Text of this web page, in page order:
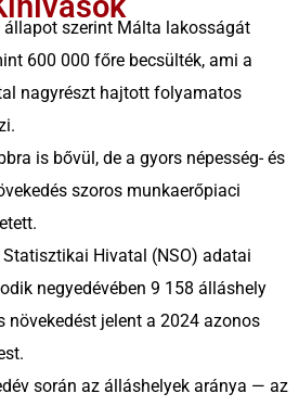
kiszolgálunk
Toborzási folyamat
kiszervezése (RPO)
Szerbia
Bulgária
Magyarország
Csehország
Málta
állapot szerint Málta lakosságát
600 000 főre becsülték, ami a
nagyrészt hajtott folyamatos
is bővül, de a gyors népesség- és
szoros munkaerőpiaci
Hivatal (NSO) adatai
negyedévében 9 158 álláshely
növekedést jelent a 2024 azonos
során az álláshelyek aránya — az